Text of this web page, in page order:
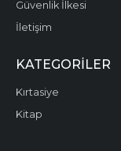
Güvenlik İlkesi
İletişim
KATEGORILER
Kırtasiye
Kitap